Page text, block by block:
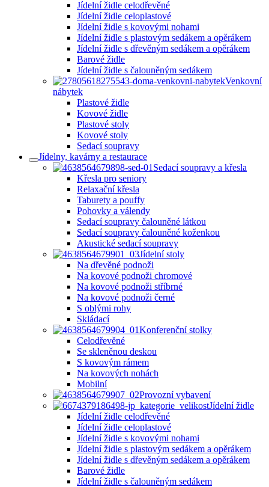
Jídelní židle celodřevěné
Jídelní židle celoplastové
Jídelní židle s kovovými nohami
Jídelní židle s plastovým sedákem a opěrákem
Jídelní židle s dřevěným sedákem a opěrákem
Barové židle
Jídelní židle s čalouněným sedákem
Venkovní
nábytek
Plastové židle
Kovové židle
Plastové stoly
Kovové stoly
Sedací soupravy
Jídelny, kavárny a restaurace
Sedací soupravy a křesla
Křesla pro seniory
Relaxační křesla
Taburety a pouffy
Pohovky a válendy
Sedací soupravy čalouněné látkou
Sedací soupravy čalouněné koženkou
Akustické sedací soupravy
Jídelní stoly
Na dřevěné podnoži
Na kovové podnoži chromové
Na kovové podnoži stříbrné
Na kovové podnoži černé
S oblými rohy
Skládací
Konferenční stolky
Celodřevěné
Se skleněnou deskou
S kovovým rámem
Na kovových nohách
Mobilní
Provozní vybavení
Jídelní židle
Jídelní židle celodřevěné
Jídelní židle celoplastové
Jídelní židle s kovovými nohami
Jídelní židle s plastovým sedákem a opěrákem
Jídelní židle s dřevěným sedákem a opěrákem
Barové židle
Jídelní židle s čalouněným sedákem